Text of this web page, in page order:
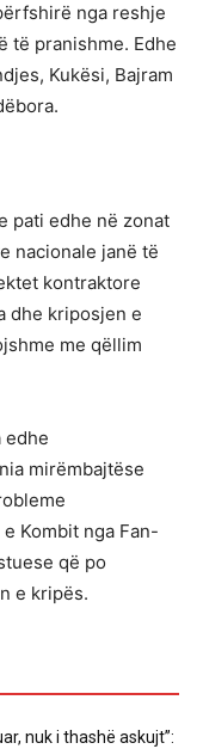
nga reshje
të pranishme. Edhe
Kukësi, Bajram
pati edhe në zonat
nacionale janë të
kontraktore
dhe kriposjen e
me qëllim
edhe
mirëmbajtëse
Kombit nga Fan-
që po
e kripës.
nuk i thashë askujt”: